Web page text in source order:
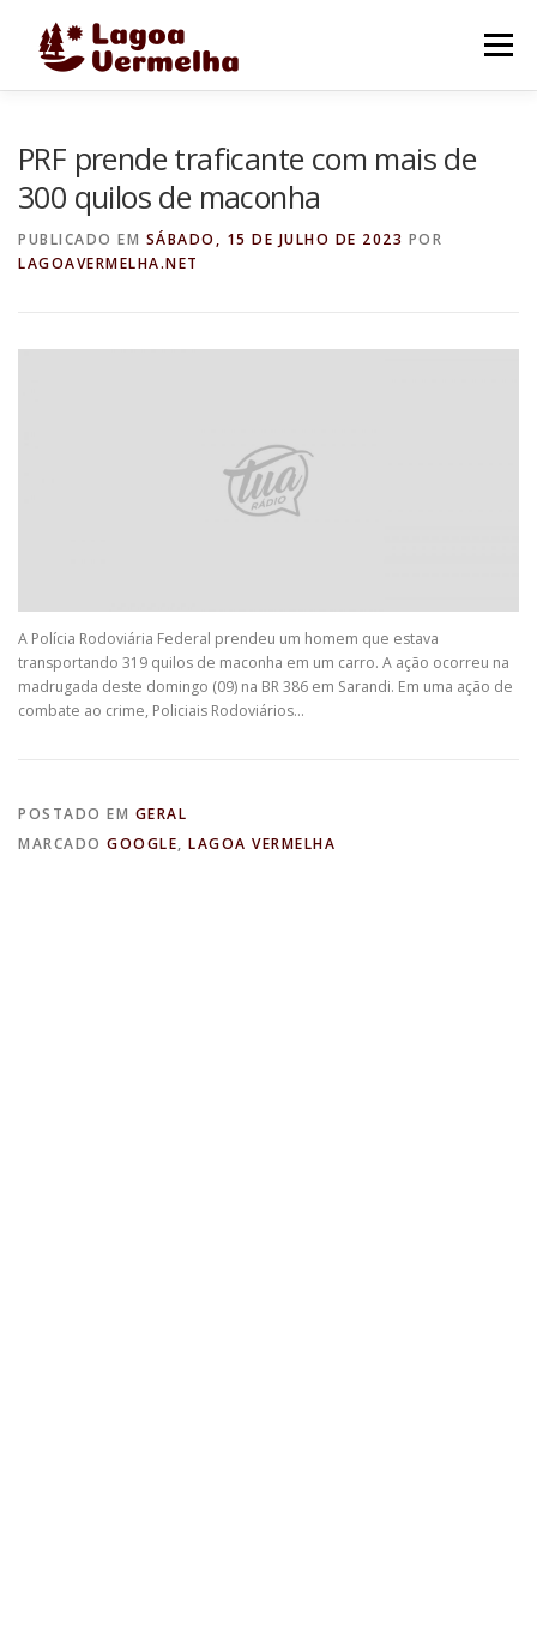
Menu
PRF prende traficante com mais de
300 quilos de maconha
PUBLICADO EM SÁBADO, 15 DE JULHO DE 2023 POR
LAGOAVERMELHA.NET
A Polícia Rodoviária Federal prendeu um homem que estava
transportando 319 quilos de maconha em um carro. A ação ocorreu na
madrugada deste domingo (09) na BR 386 em Sarandi. Em uma ação de
combate ao crime, Policiais Rodoviários…
POSTADO EM GERAL
MARCADO GOOGLE, LAGOA VERMELHA